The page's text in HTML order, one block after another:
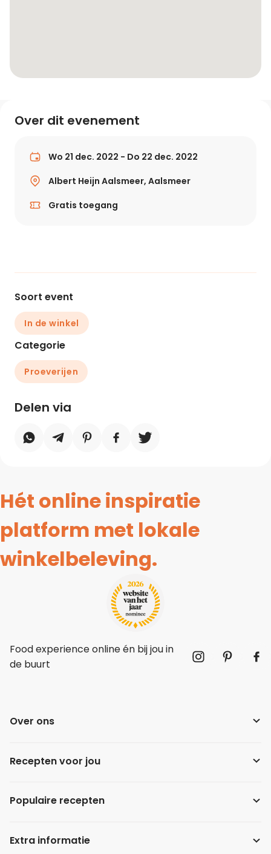
Over dit evenement
Wo 21 dec. 2022 - Do 22 dec. 2022
Albert Heijn Aalsmeer, Aalsmeer
Gratis toegang
Soort event
In de winkel
Categorie
Proeverijen
Delen via
Hét online inspiratie
platform met lokale
winkelbeleving.
Food experience online én bij jou in
de buurt
Over ons
Recepten voor jou
Populaire recepten
Extra informatie